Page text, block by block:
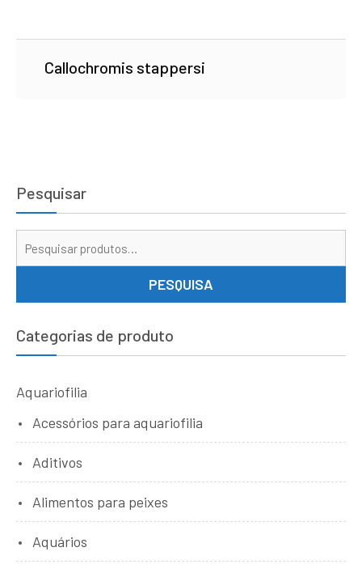
Callochromis stappersi
Pesquisar
PESQUISA
Categorias de produto
Aquariofilia
Acessórios para aquariofilia
Aditivos
Alimentos para peixes
Aquários